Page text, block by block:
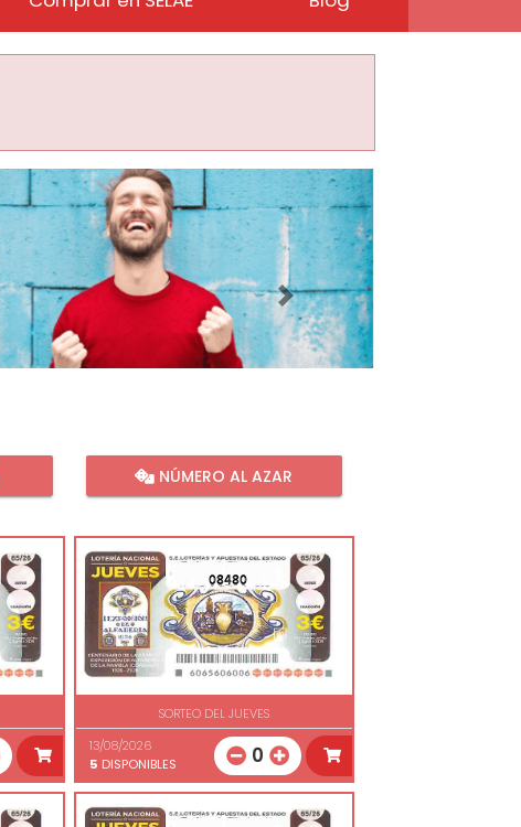
Imagen siguiente
NÚMERO AL AZAR
08480
SORTEO DEL JUEVES
13/08/2026
5 DISPONIBLES 0